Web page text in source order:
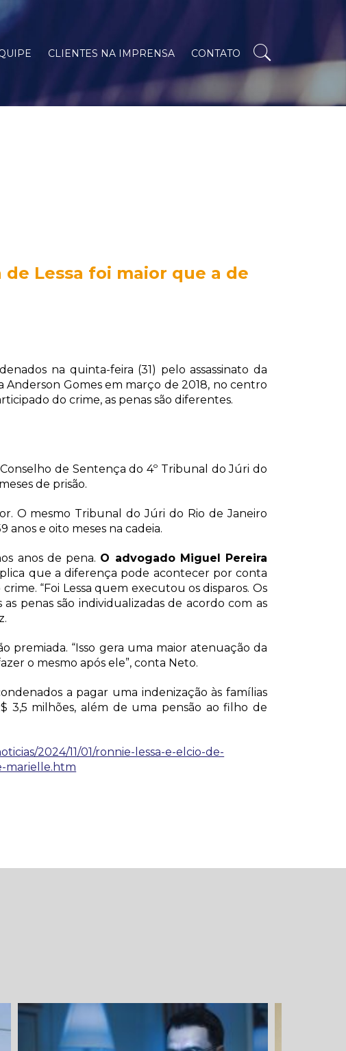
CLIENTES NA IMPRENSA CONTATO
Lessa foi maior que a de
na quinta-feira (31) pelo assassinato da
Gomes em março de 2018, no centro
do crime, as penas são diferentes.
de Sentença do 4º Tribunal do Júri do
de prisão.
O mesmo Tribunal do Júri do Rio de Janeiro
anos e oito meses na cadeia.
anos de pena. O advogado Miguel Pereira
que a diferença pode acontecer por conta
“Foi Lessa quem executou os disparos. Os
penas são individualizadas de acordo com as
premiada. “Isso gera uma maior atenuação da
o mesmo após ele”, conta Neto.
a pagar uma indenização às famílias
3,5 milhões, além de uma pensão ao filho de
2024/11/01/ronnie-lessa-e-elcio-de-
marielle.htm